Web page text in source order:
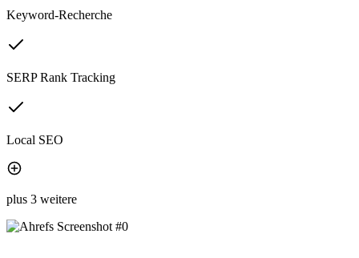
Keyword-Recherche
SERP Rank Tracking
Local SEO
plus 3 weitere